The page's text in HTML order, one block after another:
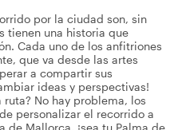
por la ciudad son, sin
tienen una historia que
Cada uno de los anfitriones
que va desde las artes
a compartir sus
ideas y perspectivas!
No hay problema, los
personalizar el recorrido a
de Mallorca, ¡sea tu Palma de